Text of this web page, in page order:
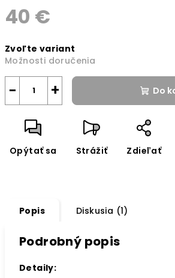
40 €
cena:
Zvoľte variant
Možnosti doručenia
+
− Do
Opýtať sa Strážiť Zdieľať
Popis Diskusia (1)
Podrobný popis
Detaily: